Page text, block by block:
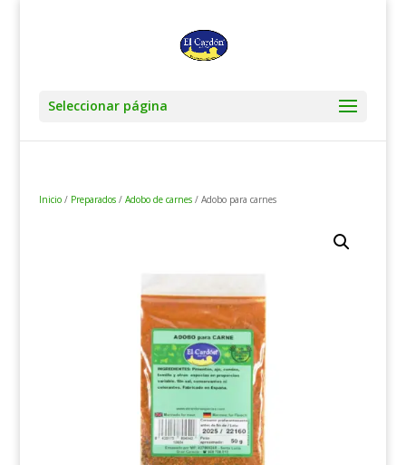
Seleccionar página
Inicio/ Preparados/ Adobo de carnes/ Adobo para carnes